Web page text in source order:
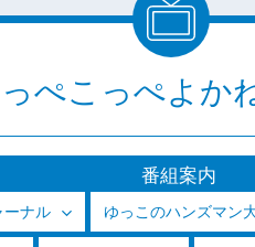
ぺこっぺよか
番組案内
ーナル ゆっこのハンズマン